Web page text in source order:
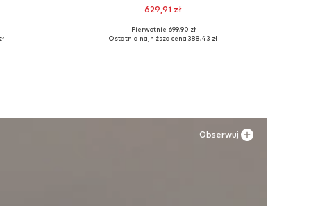
629,91 zł
Dostępne w różnych rozmiarach
Pierwotnie: 699,90 zł
Ostatnia najniższa cena:388,43 zł
Obserwuj